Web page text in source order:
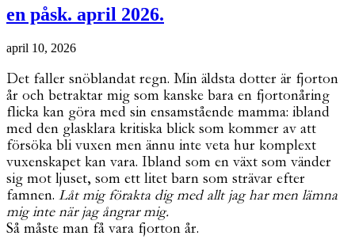
en påsk. april 2026.
april 10, 2026
Det faller snöblandat regn. Min äldsta dotter är fjorton
år och betraktar mig som kanske bara en fjortonåring
flicka kan göra med sin ensamstående mamma: ibland
med den glasklara kritiska blick som kommer av att
försöka bli vuxen men ännu inte veta hur komplext
vuxenskapet kan vara. Ibland som en växt som vänder
sig mot ljuset, som ett litet barn som strävar efter
famnen. Låt mig förakta dig med allt jag har men lämna
mig inte när jag ångrar mig.
Så måste man få vara fjorton år.